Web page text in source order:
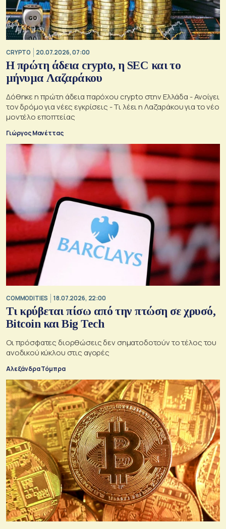
CRYPTO 20.07.2026, 07:00
Η πρώτη άδεια crypto, η SEC και το
μήνυμα Λαζαράκου
Δόθηκε η πρώτη άδεια παρόχου crypto στην Ελλάδα - Ανοίγει
τον δρόμο για νέες εγκρίσεις - Τι λέει η Λαζαράκου για το νέο
μοντέλο εποπτείας
Γιώργος Μανέττας
COMMODITIES 18.07.2026, 22:00
Τι κρύβεται πίσω από την πτώση σε χρυσό,
Bitcoin και Big Tech
Οι πρόσφατες διορθώσεις δεν σηματοδοτούν το τέλος του
ανοδικού κύκλου στις αγορές
Αλεξάνδρα Τόμπρα